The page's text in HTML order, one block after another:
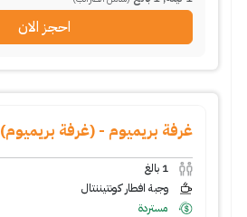
احجز الان
غرفة بريميوم - (غرفة بريميوم)
1 بالغ
وجبة افطار كونتيننتال
مستردة